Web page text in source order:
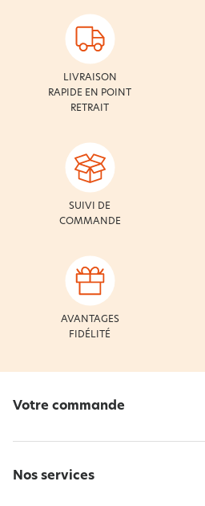
LIVRAISON
RAPIDE EN POINT
RETRAIT
SUIVI DE
COMMANDE
AVANTAGES
FIDÉLITÉ
Votre commande
Nos services